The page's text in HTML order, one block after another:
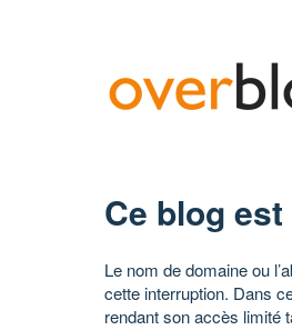
Ce blog
Le nom de domaine ou
cette interruption. Dans
rendant son accès limité